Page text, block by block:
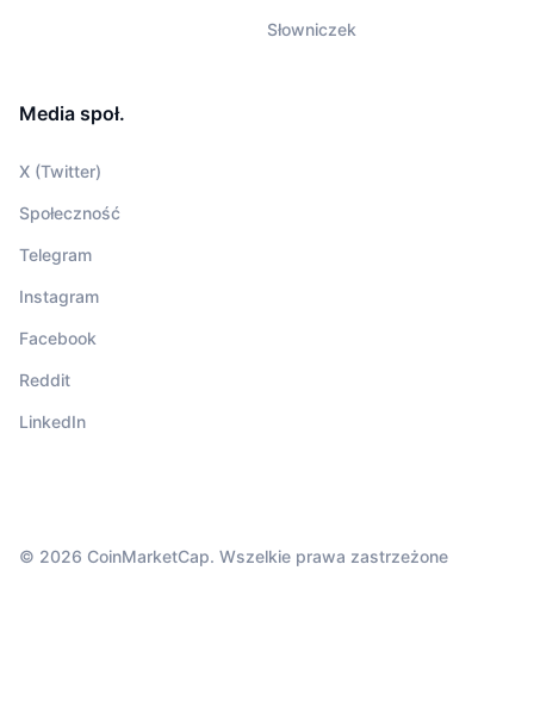
Słowniczek
Media społ.
X (Twitter)
Społeczność
Telegram
Instagram
Facebook
Reddit
LinkedIn
© 2026 CoinMarketCap. Wszelkie prawa zastrzeżone